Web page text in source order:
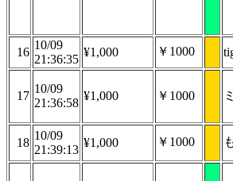
16
10/09
21:36:35
¥1,000 ￥1000
17
10/09
21:36:58
¥1,000 ￥1000
18
10/09
21:39:13
¥1,000 ￥1000